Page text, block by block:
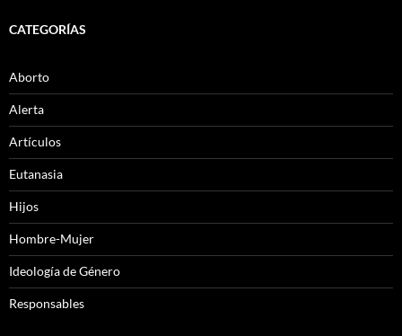
CATEGORÍAS
Aborto
Alerta
Artículos
Eutanasia
Hijos
Hombre-Mujer
Ideología de Género
Responsables